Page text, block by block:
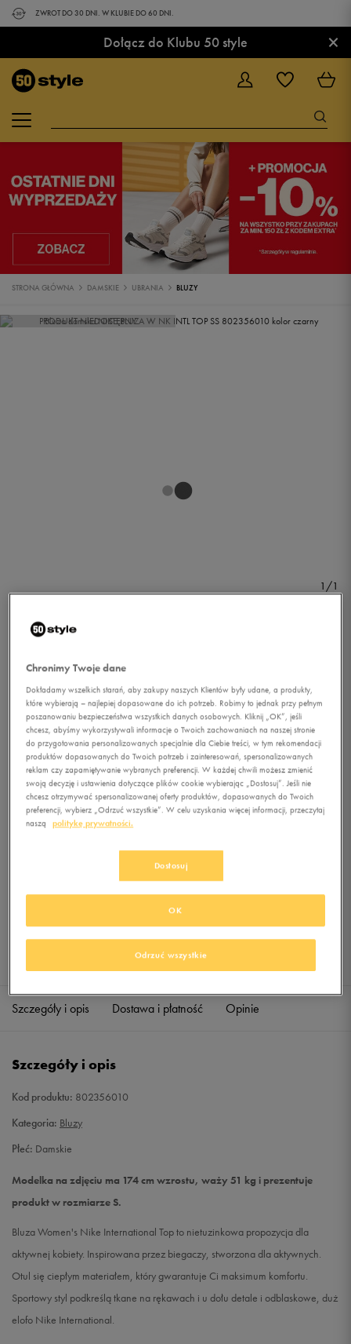
ZWROT DO 30 DNI. W KLUBIE DO 60 DNI.
Dołącz do Klubu 50 style ×
STRONA GŁÓWNA DAMSKIE UBRANIA BLUZY
PRODUKT NIEDOSTĘPNY
1/1
NIKE BLUZA W NK INTL
TOP SS
0.0(0)
229,99złz Vat
+ 1150 PKT WKLUBIE 50 STYLE
Wybierz rozmiar
XS
S Powiadom o dostępności
Sprawdź dostępność w salonach
Szczegóły i opis Dostawa i płatność Opinie
Szczegóły i opis
Kod produktu: 802356010
Kategoria: Bluzy
Płeć: Damskie
Modelka na zdjęciu ma 174 cm wzrostu, waży 51 kg i prezentuje
produkt w rozmiarze S.
Bluza Women's Nike International Top to nietuzinkowa propozycja dla
aktywnej kobiety. Inspirowana przez biegaczy, stworzona dla aktywnych.
Otul się ciepłym materiałem, który gwarantuje Ci maksimum komfortu.
Sportowy styl podkreślą tkane na rękawach i u dołu detale i odblaskowe, duż
elofo Nike International.
Chronimy Twoje dane
Dokładamy wszelkich starań, aby zakupy naszych Klientów były udane, a produkty,
które wybierają – najlepiej dopasowane do ich potrzeb. Robimy to jednak przy pełnym
poszanowaniu bezpieczeństwa wszystkich danych osobowych. Kliknij „OK”, jeśli
chcesz, abyśmy wykorzystywali informacje o Twoich zachowaniach na naszej stronie
do przygotowania personalizowanych specjalnie dla Ciebie treści, w tym rekomendacji
produktów dopasowanych do Twoich potrzeb i zainteresowań, spersonalizowanych
reklam czy zapamiętywanie wybranych preferencji. W każdej chwili możesz zmienić
swoją decyzję i ustawienia dotyczące plików cookie wybierając „Dostosuj”. Jeśli nie
chcesz otrzymywać spersonalizowanej oferty produktów, dopasowanych do Twoich
preferencji, wybierz „Odrzuć wszystkie”. W celu uzyskania więcej informacji, przeczytaj
naszą
politykę prywatności.
Dostosuj
Odrzuć wszystkie
OK